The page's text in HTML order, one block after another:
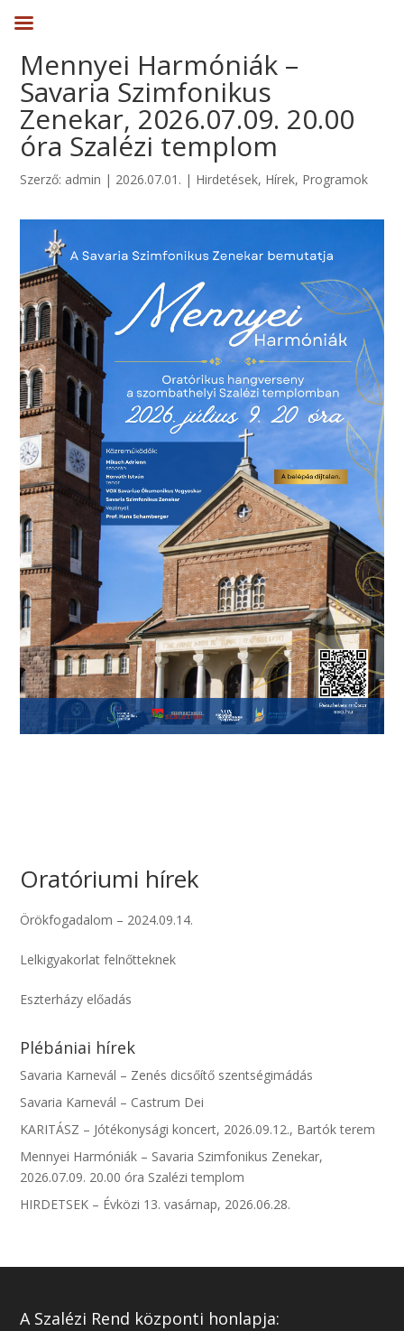
Mennyei Harmóniák –
Savaria Szimfonikus
Zenekar, 2026.07.09. 20.00
óra Szalézi templom
Szerző: admin | 2026.07.01. | Hirdetések, Hírek, Programok
Oratóriumi hírek
Örökfogadalom – 2024.09.14.
Lelkigyakorlat felnőtteknek
Eszterházy előadás
Plébániai hírek
Savaria Karnevál – Zenés dicsőítő szentségimádás
Savaria Karnevál – Castrum Dei
KARITÁSZ – Jótékonysági koncert, 2026.09.12., Bartók terem
Mennyei Harmóniák – Savaria Szimfonikus Zenekar,
2026.07.09. 20.00 óra Szalézi templom
HIRDETSEK – Évközi 13. vasárnap, 2026.06.28.
A Szalézi Rend központi honlapja: